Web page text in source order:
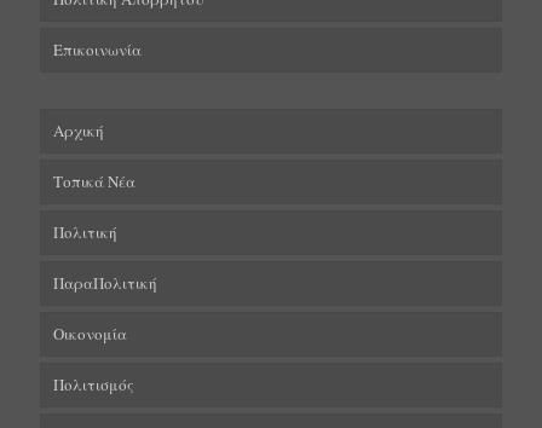
Επικοινωνία
Αρχική
Τοπικά Νέα
Πολιτική
ΠαραΠολιτική
Οικονομία
Πολιτισμός